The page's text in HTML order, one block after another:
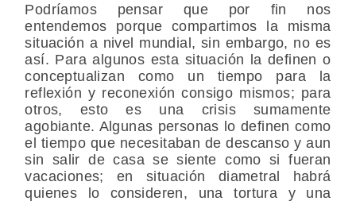
Podríamos pensar que por fin nos
entendemos porque compartimos la misma
situación a nivel mundial, sin embargo, no es
así. Para algunos esta situación la definen o
conceptualizan como un tiempo para la
reflexión y reconexión consigo mismos; para
otros, esto es una crisis sumamente
agobiante. Algunas personas lo definen como
el tiempo que necesitaban de descanso y aun
sin salir de casa se siente como si fueran
vacaciones; en situación diametral habrá
quienes lo consideren, una tortura y una